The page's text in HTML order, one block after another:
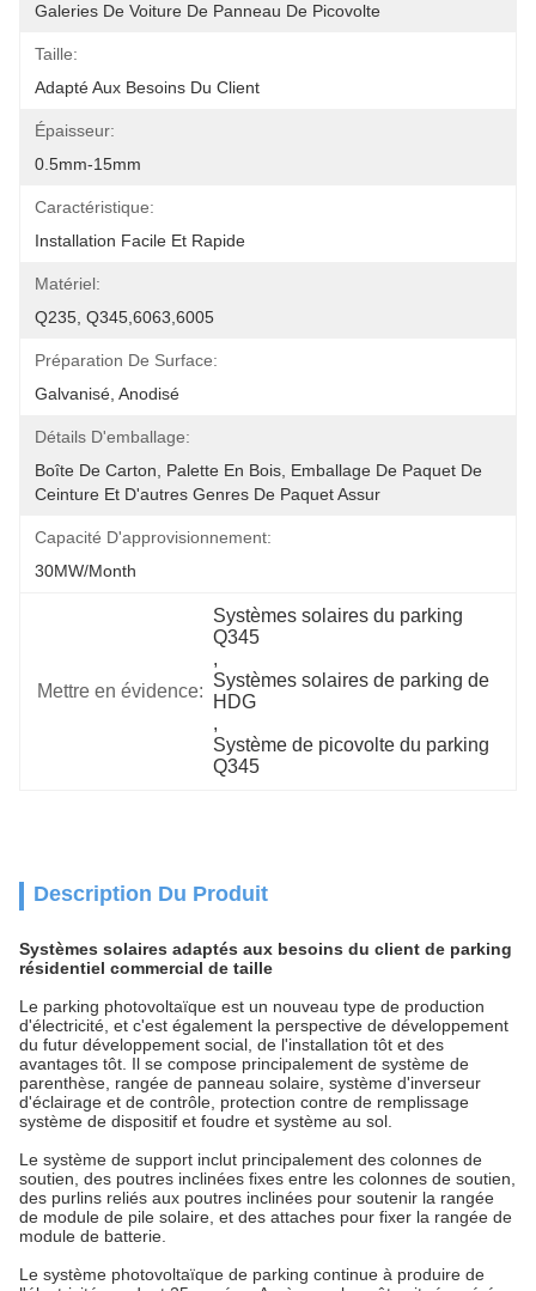
Galeries De Voiture De Panneau De Picovolte
Taille:
Adapté Aux Besoins Du Client
Épaisseur:
0.5mm-15mm
Caractéristique:
Installation Facile Et Rapide
Matériel:
Q235, Q345,6063,6005
Préparation De Surface:
Galvanisé, Anodisé
Détails D'emballage:
Boîte De Carton, Palette En Bois, Emballage De Paquet De
Ceinture Et D'autres Genres De Paquet Assur
Capacité D'approvisionnement:
30MW/month
Mettre en évidence:
Systèmes solaires du parking
Q345
,
Systèmes solaires de parking de
HDG
,
Système de picovolte du parking
Q345
Description Du Produit
Systèmes solaires adaptés aux besoins du client de parking
résidentiel commercial de taille
Le parking photovoltaïque est un nouveau type de production
d'électricité, et c'est également la perspective de développement
du futur développement social, de l'installation tôt et des
avantages tôt. Il se compose principalement de système de
parenthèse, rangée de panneau solaire, système d'inverseur
d'éclairage et de contrôle, protection contre de remplissage
système de dispositif et foudre et système au sol.
Le système de support inclut principalement des colonnes de
soutien, des poutres inclinées fixes entre les colonnes de soutien,
des purlins reliés aux poutres inclinées pour soutenir la rangée
de module de pile solaire, et des attaches pour fixer la rangée de
module de batterie.
Le système photovoltaïque de parking continue à produire de